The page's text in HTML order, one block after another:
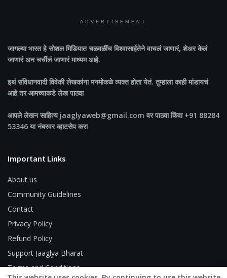
ADVERTISEMENT
जागल्या भारतहे सोशल मिडियात चळवळींच विश्वासार्हतेने वाचलं जाणारं, शेअर केलं
जाणारं अन चर्चीलं जाणारं माध्यम आहे.
इथं संविधानवादी विवेकी लेखकांना मनमोकळे व्यक्त होता येतं. तुम्हाला काही मांडायचं
आहे तर आमच्याकडे लेख पाठवा
आपले लेखन साहित्य jaaglyaweb@gmail.com वर पाठवा किंवा +91 88284
53346 या नंबरवर व्हाटसेप करा
Important Links
About us
Community Guidelines
Contact
Privacy Policy
Refund Policy
Support Jaaglya Bharat
Terms and Conditions